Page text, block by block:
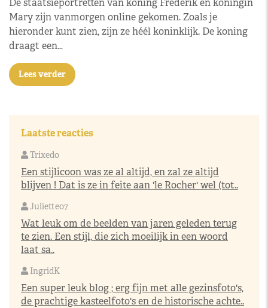
De staatsieportretten van koning Frederik en koningin
Mary zijn vanmorgen online gekomen. Zoals je
hieronder kunt zien, zijn ze héél koninklijk. De koning
draagt een…
Lees verder
Laatste reacties
Trixedo
Een stijlicoon was ze al altijd, en zal ze altijd
blijven ! Dat is ze in feite aan 'le Rocher' wel (tot..
Juliette07
Wat leuk om de beelden van jaren geleden terug
te zien. Een stijl, die zich moeilijk in een woord
laat sa..
IngridK
Een super leuk blog ; erg fijn met alle gezinsfoto's,
de prachtige kasteelfoto's en de historische achte..